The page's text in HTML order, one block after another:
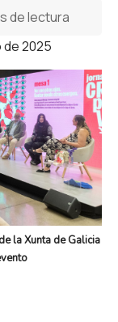
de 2025
de lectura
la Xunta de Galicia